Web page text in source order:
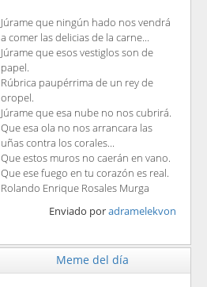
Júrame que ningún hado nos vendrá
a comer las delicias de la carne...
Júrame que esos vestiglos son de
papel.
Rúbrica paupérrima de un rey de
oropel.
Júrame que esa nube no nos cubrirá.
Que esa ola no nos arrancara las
uñas contra los corales...
Que estos muros no caerán en vano.
Que ese fuego en tu corazón es real.
Rolando Enrique Rosales Murga
Enviado poradramelekvon
Meme del día